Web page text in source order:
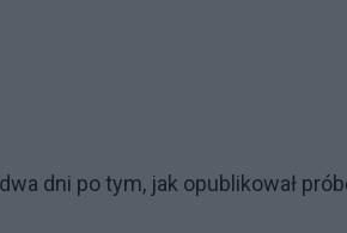
dni po tym, jak opublikował